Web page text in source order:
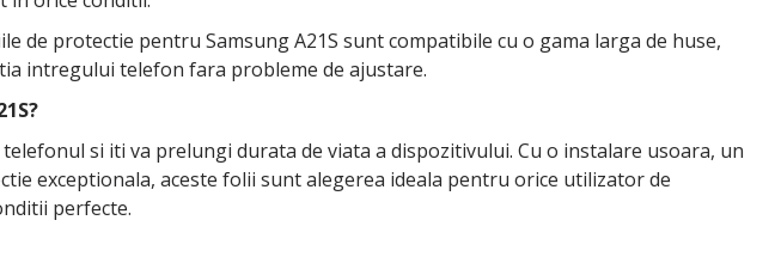
de protectie pentru Samsung A21S sunt compatibile cu o gama larga de huse,
intregului telefon fara probleme de ajustare.
si iti va prelungi durata de viata a dispozitivului. Cu o instalare usoara, un
exceptionala, aceste folii sunt alegerea ideala pentru orice utilizator de
perfecte.